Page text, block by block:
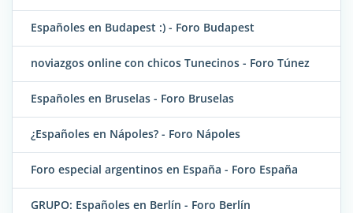
Españoles en Budapest :) - Foro Budapest
noviazgos online con chicos Tunecinos - Foro Túnez
Españoles en Bruselas - Foro Bruselas
¿Españoles en Nápoles? - Foro Nápoles
Foro especial argentinos en España - Foro España
GRUPO: Españoles en Berlín - Foro Berlín